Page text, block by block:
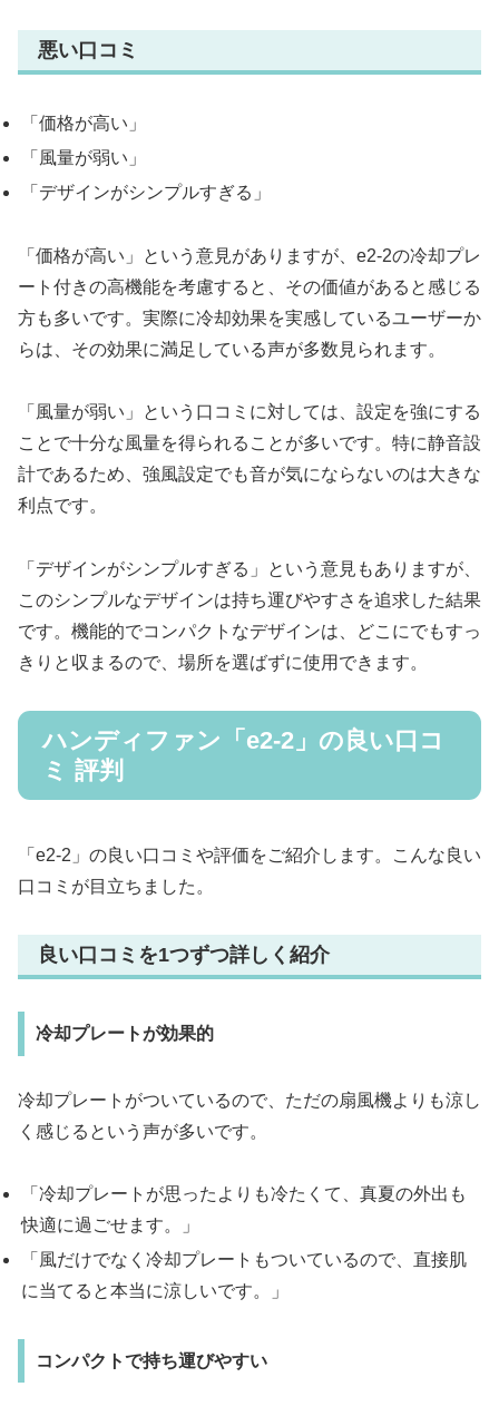
悪い口コミ
「価格が高い」
「風量が弱い」
「デザインがシンプルすぎる」
「価格が高い」という意見がありますが、e2-2の冷却プレ
ート付きの高機能を考慮すると、その価値があると感じる
方も多いです。実際に冷却効果を実感しているユーザーか
らは、その効果に満足している声が多数見られます。
「風量が弱い」という口コミに対しては、設定を強にする
ことで十分な風量を得られることが多いです。特に静音設
計であるため、強風設定でも音が気にならないのは大きな
利点です。
「デザインがシンプルすぎる」という意見もありますが、
このシンプルなデザインは持ち運びやすさを追求した結果
です。機能的でコンパクトなデザインは、どこにでもすっ
きりと収まるので、場所を選ばずに使用できます。
ハンディファン「e2-2」の良い口コ
ミ 評判
「e2-2」の良い口コミや評価をご紹介します。こんな良い
口コミが目立ちました。
良い口コミを1つずつ詳しく紹介
冷却プレートが効果的
冷却プレートがついているので、ただの扇風機よりも涼し
く感じるという声が多いです。
「冷却プレートが思ったよりも冷たくて、真夏の外出も
快適に過ごせます。」
「風だけでなく冷却プレートもついているので、直接肌
に当てると本当に涼しいです。」
コンパクトで持ち運びやすい